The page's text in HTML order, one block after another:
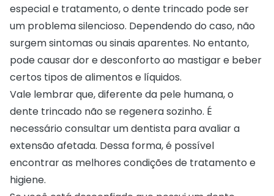
especial e tratamento, o dente trincado pode ser
um problema silencioso. Dependendo do caso, não
surgem sintomas ou sinais aparentes. No entanto,
pode causar dor e desconforto ao mastigar e beber
certos tipos de alimentos e líquidos.
Vale lembrar que, diferente da pele humana, o
dente trincado não se regenera sozinho. É
necessário consultar um dentista para avaliar a
extensão afetada. Dessa forma, é possível
encontrar as melhores condições de tratamento e
higiene.